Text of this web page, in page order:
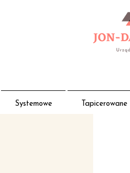
Systemowe Tapicerowane